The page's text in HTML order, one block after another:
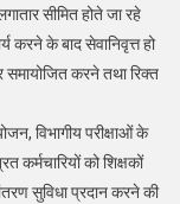
सीमित होते जा रहे
करने के बाद सेवानिवृत्त हो
समायोजित करने तथा रिक्त
विभागीय परीक्षाओं के
को शिक्षकों
सुविधा प्रदान करने की